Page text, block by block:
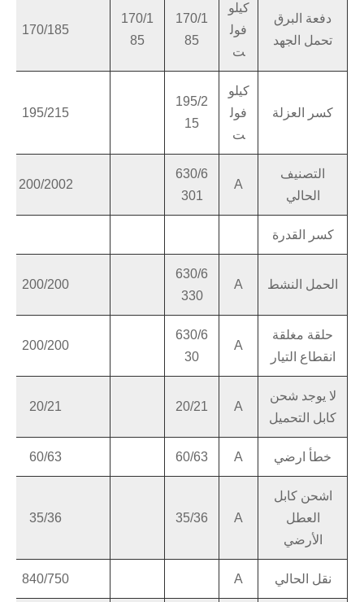
دفعة البرق
تحمل الجهد
كيلو
فول
ت
170/1
85
170/1
85
170/185
كسر العزلة
كيلو
فول
ت
195/2
15
195/215
التصنيف
الحالي
A
630/6
301
200/2002
كسر القدرة
الحمل النشط A
630/6
330
200/200
حلقة مغلقة
انقطاع التيار
A
630/6
30
200/200
لا يوجد شحن
كابل التحميل
A
20/21
20/21
خطأ ارضي A
60/63
60/63
اشحن كابل
العطل
الأرضي
A
35/36
35/36
نقل الحالي A
840/750